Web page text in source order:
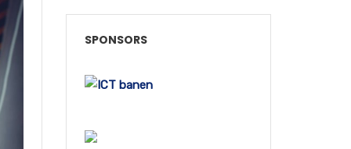
SPONSORS